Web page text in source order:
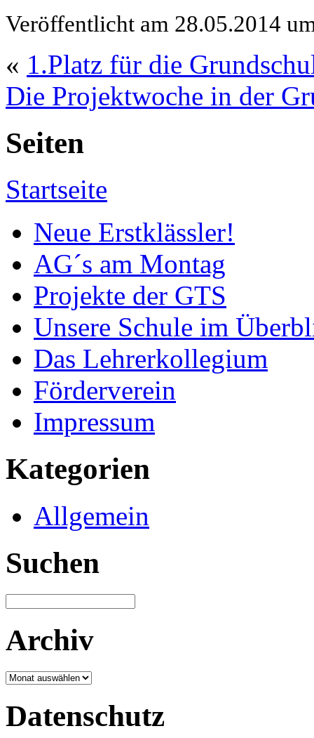
Veröffentlicht am 28.05.2014
« 1.Platz für die
Die Projektwoche in der
Seiten
Startseite
Neue Erstklässler!
AG´s am Montag
Projekte der GTS
Unsere Schule im
Das Lehrerkollegium
Förderverein
Impressum
Kategorien
Allgemein
Suchen
Archiv
Archiv
Datenschutz